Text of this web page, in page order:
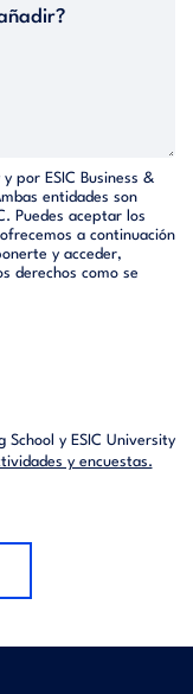
por ESIC Business &
entidades son
Puedes aceptar los
a continuación
y acceder,
derechos como se
School y ESIC University
y encuestas.